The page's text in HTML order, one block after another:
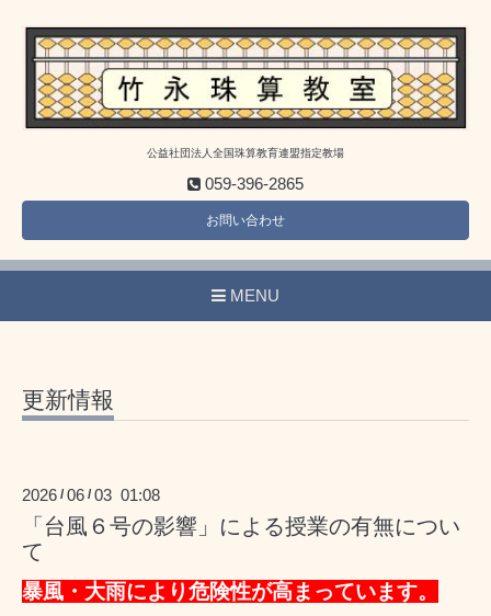
公益社団法人全国珠算教育連盟指定教場
059-396-2865
お問い合わせ
MENU
更新情報
2026 /06 /03 01:08
「台風６号の影響」による授業の有無につい
て
暴風・大雨により危険性が高まっています。